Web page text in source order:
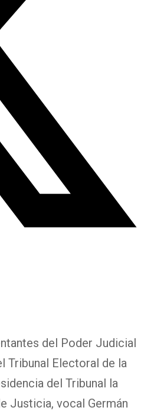
del Poder Judicial
Tribunal Electoral de la
del Tribunal la
Justicia, vocal Germán